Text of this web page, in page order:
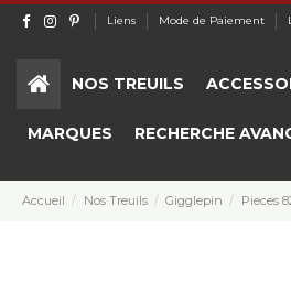
Liens Mode de Paiement
NOS TREUILS
MARQUES RECHERCHE
Accueil Nos Treuils Gigglepin Pieces